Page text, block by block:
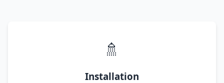
🚿
Installation